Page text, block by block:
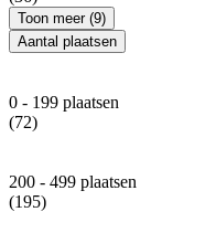
Toon meer (9)
Aantal plaatsen
0 - 199 plaatsen
(72)
200 - 499 plaatsen
(195)